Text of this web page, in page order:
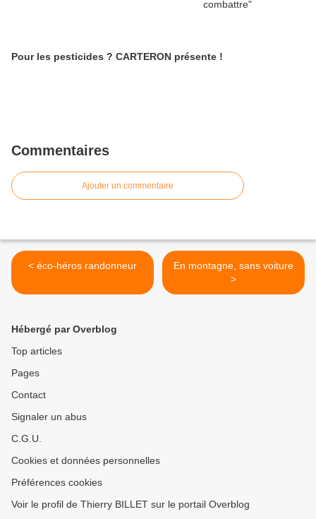
Pour les pesticides ? CARTERON présente !
Commentaires
Ajouter un commentaire
< éco-héros randonneur
En montagne, sans voiture
>
Hébergé par Overblog
Top articles
Pages
Contact
Signaler un abus
C.G.U.
Cookies et données personnelles
Préférences cookies
Voir le profil de Thierry BILLET sur le portail Overblog